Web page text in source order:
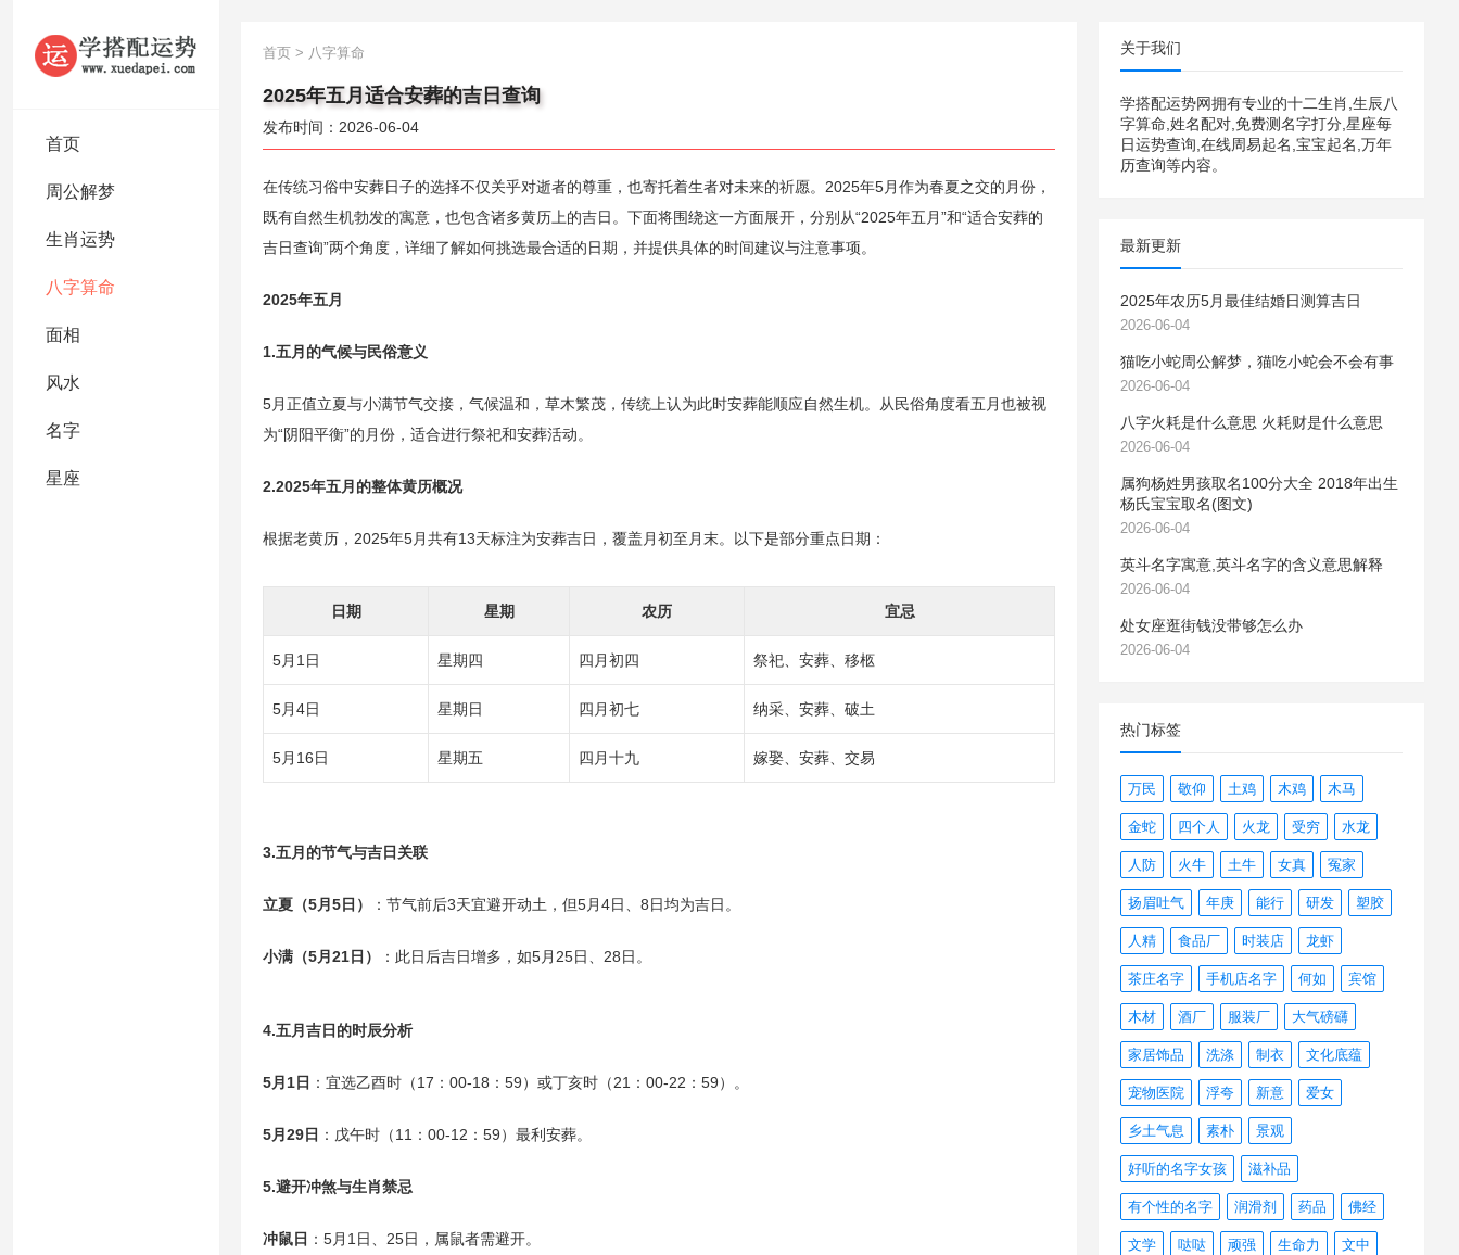
首页
周公解梦
生肖运势
八字算命
面相
风水
名字
星座
首页 > 八字算命
2025年五月适合安葬的吉日查询
发布时间：2026-06-04
在传统习俗中安葬日子的选择不仅关乎对逝者的尊重，也寄托着生者对未来的祈愿。2025年5月作为春夏之交的月份，
既有自然生机勃发的寓意，也包含诸多黄历上的吉日。下面将围绕这一方面展开，分别从“2025年五月”和“适合安葬的
吉日查询”两个角度，详细了解如何挑选最合适的日期，并提供具体的时间建议与注意事项。
2025年五月
1.五月的气候与民俗意义
5月正值立夏与小满节气交接，气候温和，草木繁茂，传统上认为此时安葬能顺应自然生机。从民俗角度看五月也被视
为“阴阳平衡”的月份，适合进行祭祀和安葬活动。
2.2025年五月的整体黄历概况
根据老黄历，2025年5月共有13天标注为安葬吉日，覆盖月初至月末。以下是部分重点日期：
日期 星期 农历 宜忌
5月1日 星期四 四月初四 祭祀、安葬、移柩
5月4日 星期日 四月初七 纳采、安葬、破土
5月16日 星期五 四月十九 嫁娶、安葬、交易
3.五月的节气与吉日关联
立夏（5月5日） ：节气前后3天宜避开动土，但5月4日、8日均为吉日。
小满（5月21日） ：此日后吉日增多，如5月25日、28日。
4.五月吉日的时辰分析
5月1日 ：宜选乙酉时（17：00-18：59）或丁亥时（21：00-22：59）。
5月29日 ：戊午时（11：00-12：59）最利安葬。
5.避开冲煞与生肖禁忌
冲鼠日 ：5月1日、25日，属鼠者需避开。
关于我们
学搭配运势网拥有专业的十二生肖,生辰八
字算命,姓名配对,免费测名字打分,星座每
日运势查询,在线周易起名,宝宝起名,万年
历查询等内容。
最新更新
2025年农历5月最佳结婚日测算吉日
2026-06-04
猫吃小蛇周公解梦，猫吃小蛇会不会有事
2026-06-04
八字火耗是什么意思 火耗财是什么意思
2026-06-04
属狗杨姓男孩取名100分大全 2018年出生
杨氏宝宝取名(图文)
2026-06-04
英斗名字寓意,英斗名字的含义意思解释
2026-06-04
处女座逛街钱没带够怎么办
2026-06-04
热门标签
万民 敬仰 土鸡 木鸡 木马
金蛇 四个人 火龙 受穷 水龙
人防 火牛 土牛 女真 冤家
扬眉吐气 年庚 能行 研发 塑胶
人精 食品厂 时装店 龙虾
茶庄名字 手机店名字 何如 宾馆
木材 酒厂 服装厂 大气磅礴
家居饰品 洗涤 制衣 文化底蕴
宠物医院 浮夸 新意 爱女
乡土气息 素朴 景观
好听的名字女孩 滋补品
有个性的名字 润滑剂 药品 佛经
文学 哒哒 顽强 生命力 文中